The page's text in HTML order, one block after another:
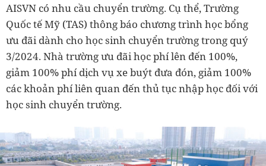
AISVN có nhu cầu chuyển trường. Cụ thể, Trường
Quốc tế Mỹ (TAS) thông báo chương trình học bổng
ưu đãi dành cho học sinh chuyển trường trong quý
3/2024. Nhà trường ưu đãi học phí lên đến 100%,
giảm 100% phí dịch vụ xe buýt đưa đón, giảm 100%
các khoản phí liên quan đến thủ tục nhập học đối với
học sinh chuyển trường.